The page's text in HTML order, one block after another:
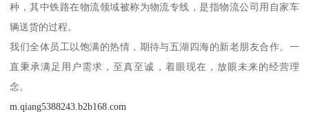
种，其中铁路在物流领域被称为物流专线，是指物流公司用自家车
辆送货的过程。
我们全体员工以饱满的热情，期待与五湖四海的新老朋友合作。一
直秉承满足用户需求，至真至诚，着眼现在，放眼未来的经营理
念。
m.qiang5388243.b2b168.com